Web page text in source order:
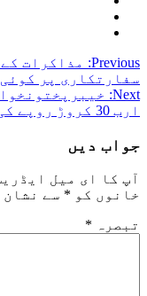
Post
navigation
Previous:
مذاکرات
سفارتکاری پر
Next:
ارب 30 کروڑ روپے کی بے ضابطگیوں کا انکشاف
جواب دیں
آپ کا ای میل
خانوں کو * سے نشان
تبصرہ *